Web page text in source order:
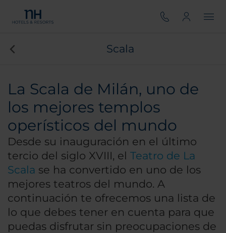
Scala
La Scala de Milán, uno de
los mejores templos
operísticos del mundo
Desde su inauguración en el último
tercio del siglo XVIII, el Teatro de La
Scala se ha convertido en uno de los
mejores teatros del mundo. A
continuación te ofrecemos una lista de
lo que debes tener en cuenta para que
puedas disfrutar sin preocupaciones de